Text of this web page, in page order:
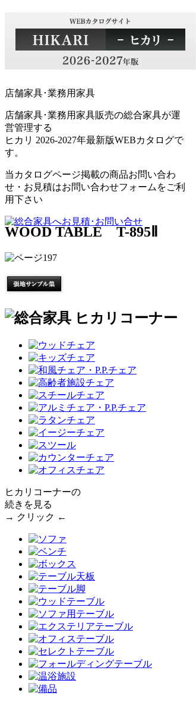
店舗家具･業務用家具
店舗家具･業務用家具販売の総合家具が運
営管理する
ヒカリ 2026-2027年最新版WEBカタログで
す。
当カタログページ掲載の商品お問い合わ
せ・お見積はお問い合わせフォームをご利
用下さい
WOOD TABLE T-895Ⅱ
ヒカリコーナーの
続きを見る
→ クリック ←